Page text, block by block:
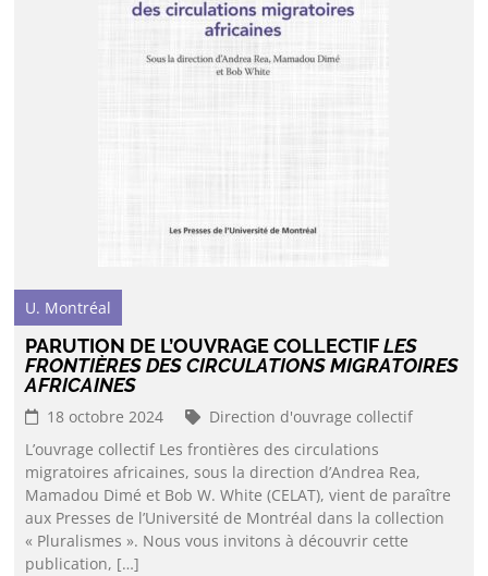
U. Montréal
PARUTION DE L’OUVRAGE COLLECTIFLES
FRONTIÈRES DES CIRCULATIONS MIGRATOIRES
AFRICAINES
18 octobre 2024
Direction d'ouvrage collectif
L’ouvrage collectif Les frontières des circulations
migratoires africaines, sous la direction d’Andrea Rea,
Mamadou Dimé et Bob W. White (CELAT), vient de paraître
aux Presses de l’Université de Montréal dans la collection
« Pluralismes ». Nous vous invitons à découvrir cette
publication, […]